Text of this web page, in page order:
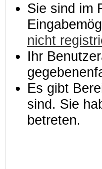
Sie sind im
nicht
Ihr
Es gibt
sind. Sie
betreten.